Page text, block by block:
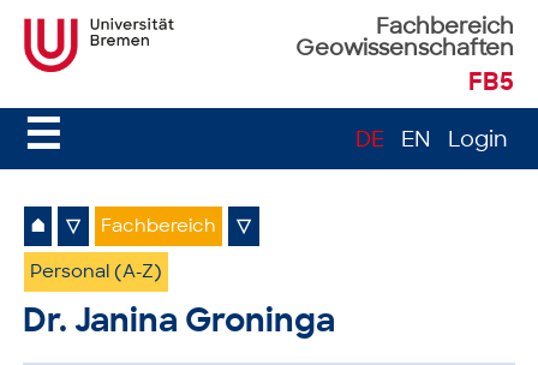
Fachbereich
Geowissenschaften
FB5
☰ DE EN Login
⌂ ▽ Fachbereich ▽
Personal (A-Z)
Dr. Janina Groninga